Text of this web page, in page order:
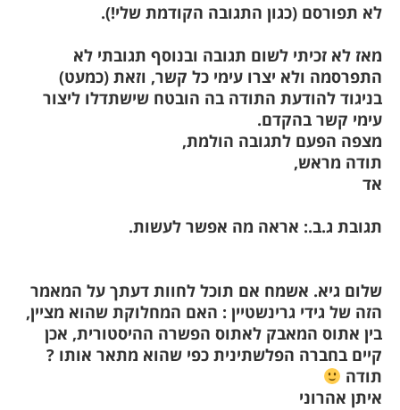
לא תפורסם (כגון התגובה הקודמת שלי!).
מאז לא זכיתי לשום תגובה ובנוסף תגובתי לא
התפרסמה ולא יצרו עימי כל קשר, וזאת (כמעט)
בניגוד להודעת התודה בה הובטח שישתדלו ליצור
עימי קשר בהקדם.
מצפה הפעם לתגובה הולמת,
תודה מראש,
אד
תגובת ג.ב.: אראה מה אפשר לעשות.
שלום גיא. אשמח אם תוכל לחוות דעתך על המאמר
הזה של גידי גרינשטיין : האם המחלוקת שהוא מציין,
בין אתוס המאבק לאתוס הפשרה ההיסטורית, אכן
קיים בחברה הפלשתינית כפי שהוא מתאר אותו ?
תודה
איתן אהרוני